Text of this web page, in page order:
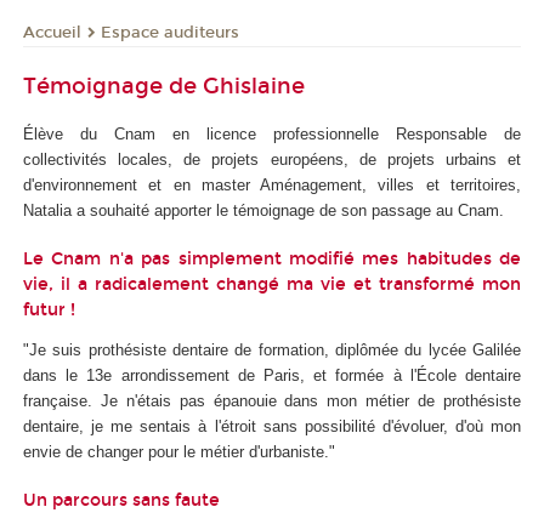
Accueil Espace auditeurs
Témoignage de Ghislaine
Élève du Cnam en licence professionnelle Responsable de
collectivités locales, de projets européens, de projets urbains et
d'environnement et en master Aménagement, villes et territoires,
Natalia a souhaité apporter le témoignage de son passage au Cnam.
Le Cnam n'a pas simplement modifié mes habitudes de
vie, il a radicalement changé ma vie et transformé mon
futur !
"Je suis prothésiste dentaire de formation, diplômée du lycée Galilée
dans le 13e arrondissement de Paris, et formée à l'École dentaire
française. Je n'étais pas épanouie dans mon métier de prothésiste
dentaire, je me sentais à l'étroit sans possibilité d'évoluer, d'où mon
envie de changer pour le métier d'urbaniste."
Un parcours sans faute